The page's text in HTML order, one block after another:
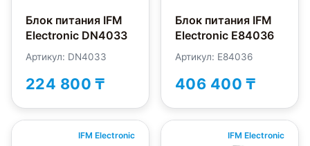
Блок питания IFM
Electronic DN4033
Артикул: DN4033
224 800 ₸
Блок питания IFM
Electronic E84036
Артикул: E84036
406 400 ₸
IFM Electronic IFM Electronic